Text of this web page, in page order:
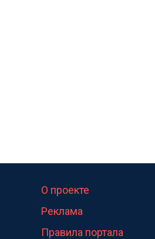
О проекте
Реклама
Правила портала